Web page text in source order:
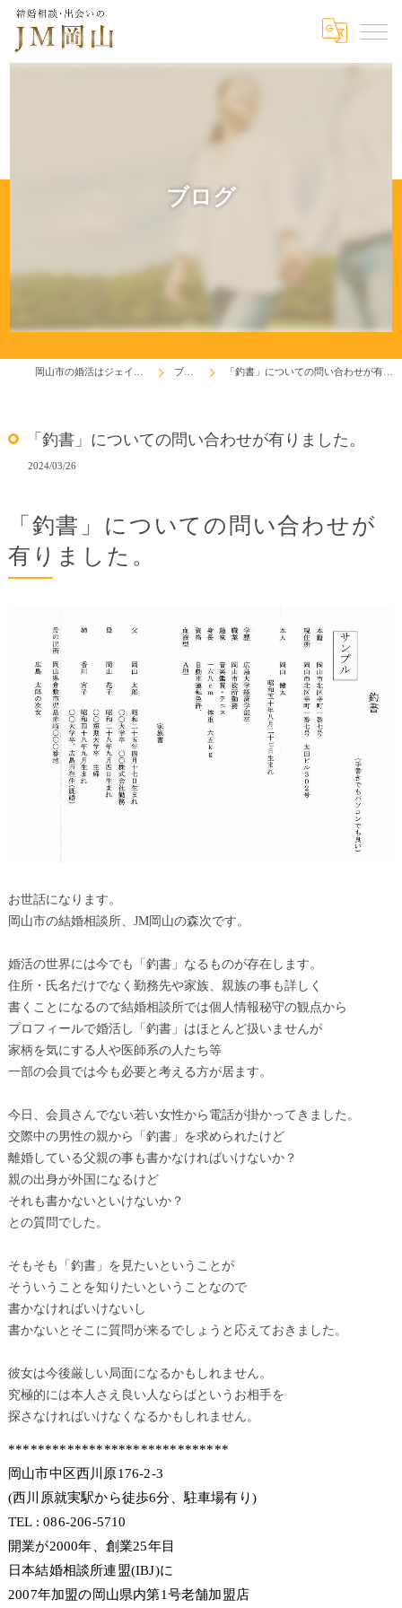
ブログ
ブログ 「釣書」についての問い合わせが有りました。
「釣書」についての問い合わせが有りました。
2024/03/26
「釣書」についての問い合わせが
有りました。
お世話になります。
岡山市の結婚相談所、JM岡山の森次です。
婚活の世界には今でも「釣書」なるものが存在します。
住所・氏名だけでなく勤務先や家族、親族の事も詳しく
書くことになるので結婚相談所では個人情報秘守の観点から
プロフィールで婚活し「釣書」はほとんど扱いませんが
家柄を気にする人や医師系の人たち等
一部の会員では今も必要と考える方が居ます。
今日、会員さんでない若い女性から電話が掛かってきました。
交際中の男性の親から「釣書」を求められたけど
離婚している父親の事も書かなければいけないか？
親の出身が外国になるけど
それも書かないといけないか？
との質問でした。
そもそも「釣書」を見たいということが
そういうことを知りたいということなので
書かなければいけないし
書かないとそこに質問が来るでしょうと応えておきました。
彼女は今後厳しい局面になるかもしれません。
究極的には本人さえ良い人ならばというお相手を
探さなければいけなくなるかもしれません。
******************************
岡山市中区西川原176-2-3
(西川原就実駅から徒歩6分、駐車場有り)
TEL : 086-206-5710
開業が2000年、創業25年目
日本結婚相談所連盟(IBJ)に
2007年加盟の岡山県内第1号老舗加盟店